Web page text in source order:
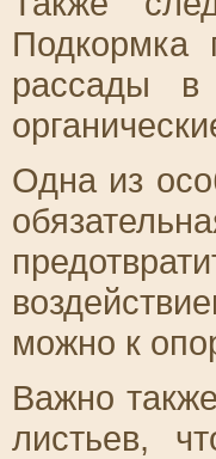
Подкормка
рассады в
Одна из
можно к
Важно
листьев,